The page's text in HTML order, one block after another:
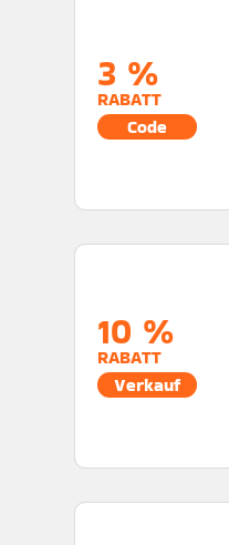
3 %
RABATT
Code
10 %
RABATT
Verkauf